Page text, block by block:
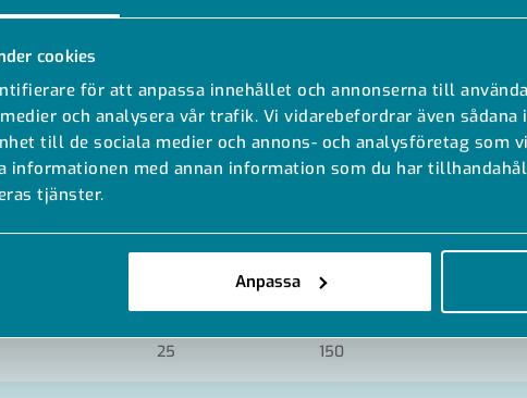
cookies
för att anpassa innehållet och annonserna till
och analysera vår trafik. Vi vidarebefordrar även sådana
till de sociala medier och annons- och analysföretag som
informationen med annan information som du har
tjänster.
Anpassa
d Förpackningsantal
16
220
25 150